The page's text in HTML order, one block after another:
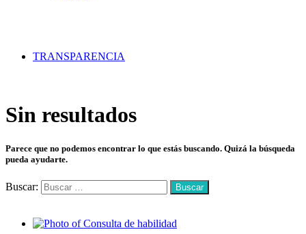
TRANSPARENCIA
Sin resultados
Parece que no podemos encontrar lo que estás buscando. Quizá la búsqueda
pueda ayudarte.
Buscar: